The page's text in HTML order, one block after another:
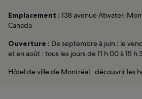
Emplacement : 138 avenue Atwater,
Canada
Ouverture : De septembre à juin : le
et en août : tous les jours de 11 h 00 à 15 h
Hôtel de ville de Montréal : découvrir les